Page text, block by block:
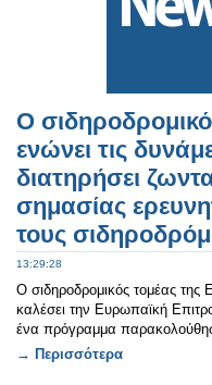
Ο
ενώνει τις
διατηρήσει
σημασίας
τους
13:29:28
Ο σιδηροδρομικός τομέας της
καλέσει την Ευρωπαϊκή
ένα πρόγραμμα
→ Περισσότερα